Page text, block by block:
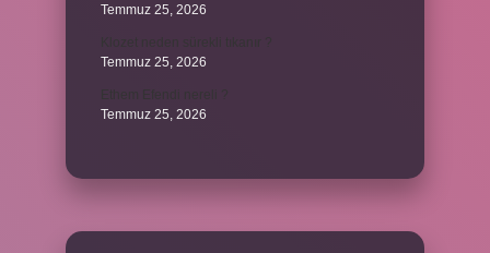
Temmuz 25, 2026
Temmuz 25, 2026
Temmuz 25, 2026